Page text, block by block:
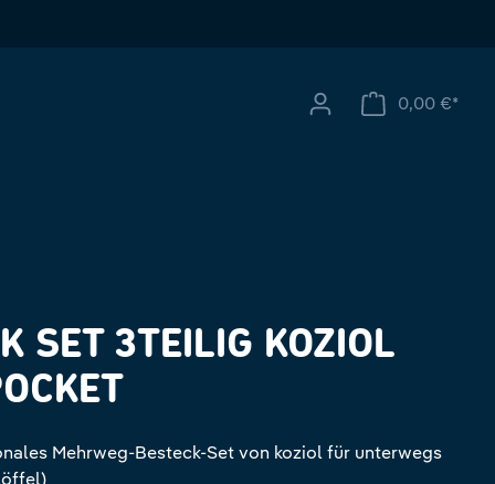
0,00 €*
SET 3TEILIG KOZIOL
Mehrweg-Besteck-Set von koziol für unterwegs